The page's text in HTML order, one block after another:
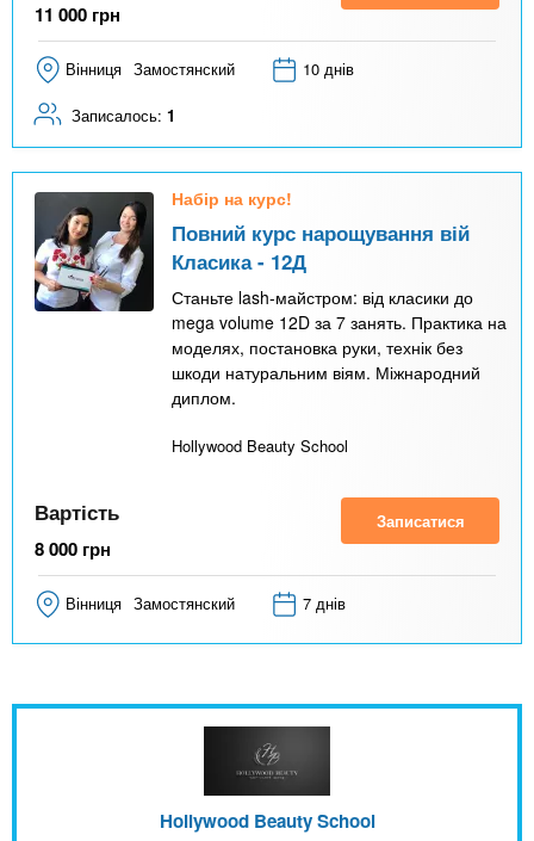
11 000 грн
Вінниця Замостянский 10 днів
Записалось: 1
Набір на курс!
Повний курс нарощування вій
Класика - 12Д
Станьте lash-майстром: від класики до
mega volume 12D за 7 занять. Практика на
моделях, постановка руки, технік без
шкоди натуральним віям. Міжнародний
диплом.
Hollywood Beauty School
Вартість
8 000 грн
Записатися
Вінниця Замостянский 7 днів
Hollywood Beauty School